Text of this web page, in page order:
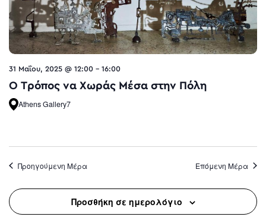
31 Μαΐου, 2025 @ 12:00 - 16:00
O Τρόπος να Χωράς Μέσα στην Πόλη
Athens Gallery7
Προηγούμενη Μέρα Επόμενη Μέρα
Προσθήκη σε ημερολόγιο